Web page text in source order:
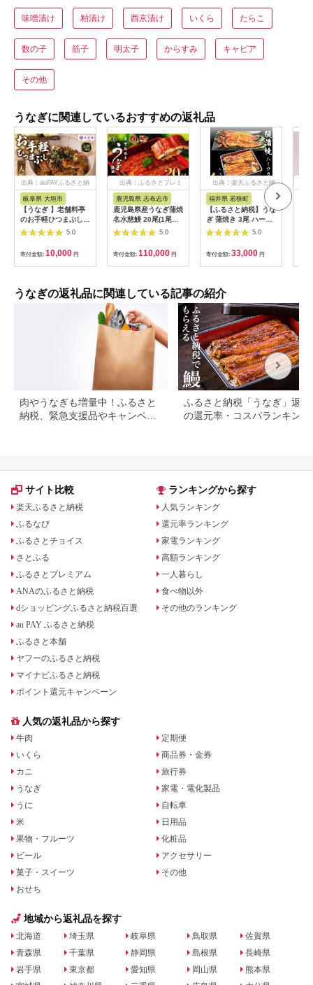
味噌漬け 粕漬け 西京漬け いくら たらこ
数の子 筋子 明太子 からすみ キャビア
その他
うなぎに関連しているおすすめの返礼品
出典：auPAYふるさと納
岐阜県 大垣市
【うなぎ 】老舗料亭
のお手軽ひつまぶし
国産 鰻 ごはん たれ
出汁つき 冷蔵便 1人
分 国産鰻 国産うなぎ
うな重 ひつまぶし 冷
蔵 ギフト プレゼント
るだけ 10000円 1万
円 料理店 玉子屋別館
5.0
寄付金額: 10,000 円
出典：ふるさとプレミ
アム
鹿児島県 志布志市
鹿児島県産うなぎ蒲焼
名水慈鰻 20尾(1尾約
160g)＜計約3.2kg＞
5.0
寄付金額: 110,000 円
出典：楽天ふるさと納
福井県 若狭町
【ふるさと納税】うな
ぎ 蒲焼き 3尾 ハーフ
カット タレ・肝付き
国産鰻 国産 うなぎ蒲
焼 惣菜 おかず ウナ
ギ 鰻 蒲焼
5.0
寄付金額: 33,000 円
うなぎの返礼品に関連している記事の紹介
肉やうなぎも増量中！ふるさと
納税、緊急支援品やキャンペー
ふるさと納税「うなぎ」返礼
の還元率・コスパランキング
サイト比較
楽天ふるさと納税
ふるなび
ふるさとチョイス
さとふる
ふるさとプレミアム
ANAのふるさと納税
dショッピングふるさと納税百選
au PAY ふるさと納税
ふるさと本舗
ヤフーのふるさと納税
マイナビふるさと納税
ポイント還元キャンペーン
ランキングから探す
人気ランキング
還元率ランキング
家電ランキング
高額ランキング
一人暮らし
食べ物以外
その他のランキング
人気の返礼品から探す
牛肉
いくら
カニ
うなぎ
うに
米
果物・フルーツ
ビール
菓子・スイーツ
おせち
定期便
商品券・金券
旅行券
家電・電化製品
自転車
日用品
化粧品
アクセサリー
その他
地域から返礼品を探す
北海道
青森県
岩手県
埼玉県
千葉県
東京都
岐阜県
静岡県
愛知県
鳥取県
島根県
岡山県
佐賀県
長崎県
熊本県